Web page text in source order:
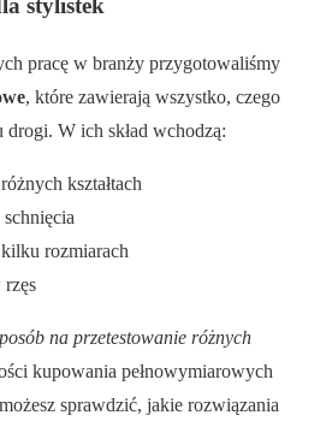
pracę w branży przygotowaliśmy
, które zawierają wszystko, czego
drogi. W ich skład wchodzą:
kształtach
rozmiarach
na przetestowanie różnych
kupowania pełnowymiarowych
sprawdzić, jakie rozwiązania